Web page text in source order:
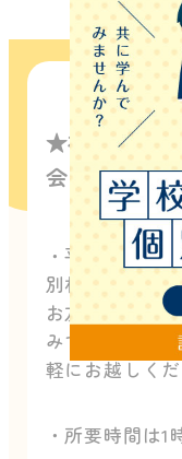
★初めての
会
・平日に個別
別相談会！一
お友達と参加
みでのご参加
軽にお越しく
・所要時間は1